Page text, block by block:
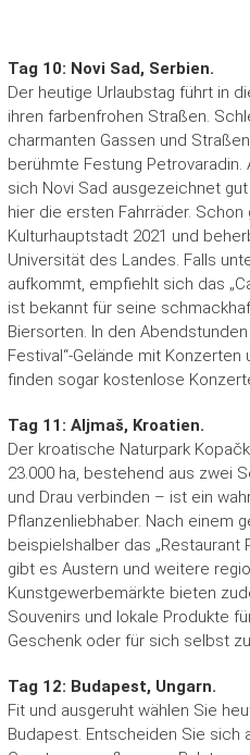
Tag 10: Novi Sad, Serbien.
Der heutige Urlaubstag führt in
ihren farbenfrohen Straßen.
charmanten Gassen und
berühmte Festung
sich Novi Sad ausgezeichnet
hier die ersten Fahrräder.
Kulturhauptstadt 2021 und
Universität des Landes. Falls
aufkommt, empfiehlt sich das
ist bekannt für seine
Biersorten. In den
Festival“-Gelände mit
finden sogar kostenlose
Tag 11: Aljmaš, Kroatien.
Der kroatische Naturpark
23.000 ha, bestehend aus zwei
und Drau verbinden – ist ein
Pflanzenliebhaber. Nach einem
beispielshalber das „Restaurant
gibt es Austern und weitere
Kunstgewerbemärkte bieten
Souvenirs und lokale Produkte
Geschenk oder für sich selbst
Tag 12: Budapest, Ungarn.
Fit und ausgeruht wählen Sie
Budapest. Entscheiden Sie sich